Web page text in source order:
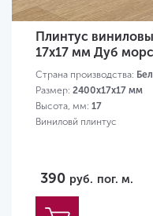
Плинтус
17х17 мм Дуб
Страна производства:
Размер: 2400х17х17 мм
Высота, мм: 17
Виниловй плинтус
390 руб. пог. м.